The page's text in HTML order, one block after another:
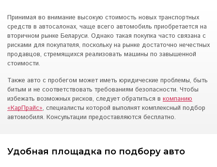
Принимая во внимание высокую стоимость новых транспортных
средств в автосалонах, чаще всего автомобиль приобретается на
вторичном рынке Беларуси. Однако такая покупка часто связана с
рисками для покупателя, поскольку на рынке достаточно нечестных
продавцов, стремящихся реализовать машины по завышенной
стоимости.
Также авто с пробегом может иметь юридические проблемы, быть
битым и не соответствовать требованиям безопасности. Чтобы
избежать возможных рисков, следует обратиться в компанию
«КарПрайс», специалисты которой выполнят комплексный подбор
автомобиля. Консультации предоставляются бесплатно.
Удобная площадка по подбору авто